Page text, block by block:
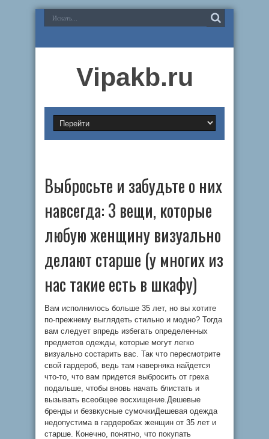
Vipakb.ru
Выбросьте и забудьте о них
навсегда: 3 вещи, которые
любую женщину визуально
делают старше (у многих из
нас такие есть в шкафу)
Вам исполнилось больше 35 лет, но вы хотите
по-прежнему выглядеть стильно и модно? Тогда
вам следует впредь избегать определенных
предметов одежды, которые могут легко
визуально состарить вас. Так что пересмотрите
свой гардероб, ведь там наверняка найдется
что-то, что вам придется выбросить от греха
подальше, чтобы вновь начать блистать и
вызывать всеобщее восхищение.Дешевые
бренды и безвкусные сумочкиДешевая одежда
недопустима в гардеробах женщин от 35 лет и
старше. Конечно, понятно, что покупать